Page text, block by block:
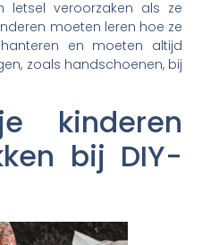
letsel veroorzaken als ze
moeten leren hoe ze
en moeten altijd
zoals handschoenen, bij
kinderen
bij DIY-